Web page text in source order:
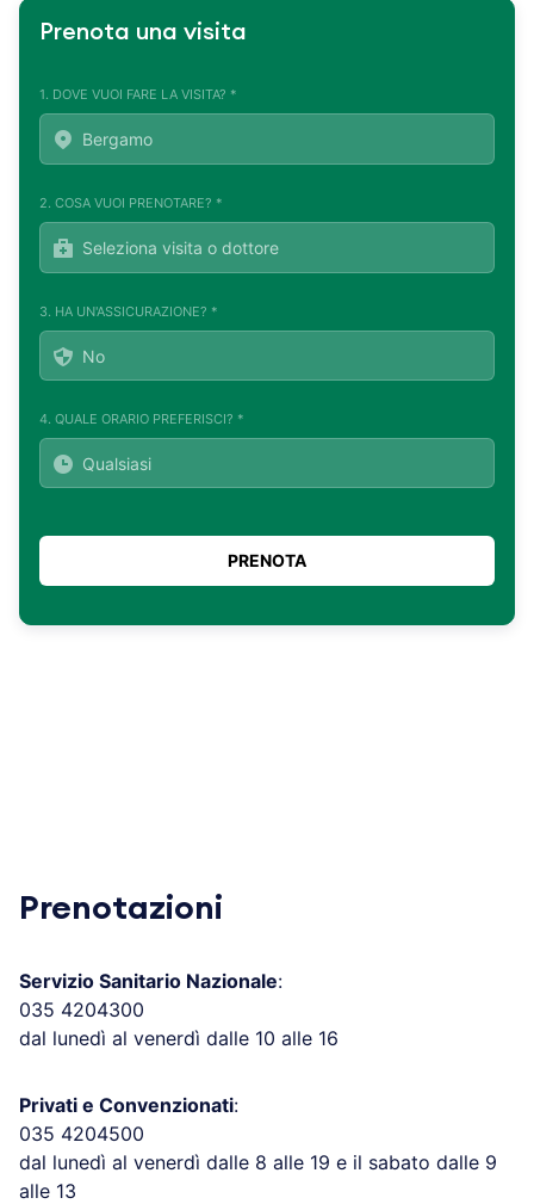
Prenota una visita
1. DOVE VUOI FARE LA VISITA? *
2. COSA VUOI PRENOTARE? *
3. HA UN'ASSICURAZIONE? *
4. QUALE ORARIO PREFERISCI? *
Prenotazioni
Servizio Sanitario Nazionale:
035 4204300
dal lunedì al venerdì dalle 10 alle 16
Privati e Convenzionati:
035 4204500
dal lunedì al venerdì dalle 8 alle 19 e il sabato dalle 9
alle 13